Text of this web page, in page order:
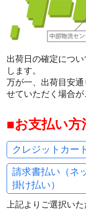
出荷日の確定につ
します。
万が一、出荷目安
せていただく場合が
お支払い方
クレジットカー
請求書払い（ネ
掛け払い）
上記よりご選択いた